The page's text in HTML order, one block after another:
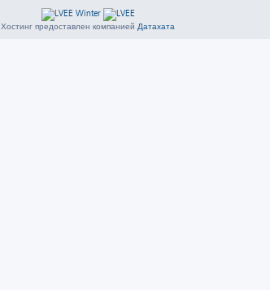
Хостинг предоставлен компанией Датахата